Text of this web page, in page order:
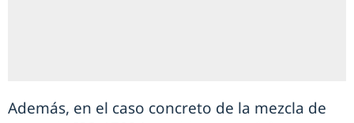
Además, en el caso concreto de la mezcla de